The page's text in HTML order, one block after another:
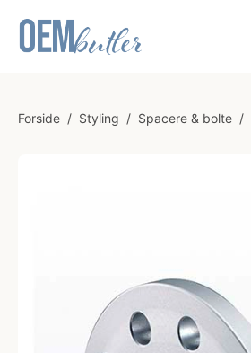
Forside / Styling / Spacere & bolte /